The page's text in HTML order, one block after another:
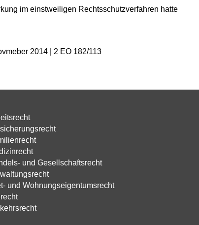
im einstweiligen Rechtsschutzverfahren hatte
2014 | 2 EO 182/113
und Gesellschaftsrecht
und Wohnungseigentumsrecht